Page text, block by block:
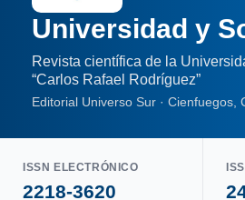
Universidad y
Revista científica de la
“Carlos Rafael Rodríguez”
Editorial Universo Sur · Cienfuegos,
ISSN ELECTRÓNICO
2218-3620